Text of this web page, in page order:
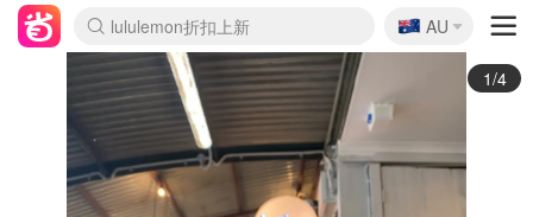
lululemon折扣上新
Sasa美妆护肤3.5折
SSENSE年中2.5折
FreshBeauty好价汇总
Cettire降价+叠9折
WWS Coles超市实拍
viagogo二手票捡漏
Myer超级周末
The Outnet奢牌1折起
David Jones 3折起
Flannels大牌1折
Perfumes Club护肤1折
AMIRO面罩$251
Amazon折扣汇总
eToro入金$200送$50
Amazon数码好物
ICONIC本周7.5折
ThedoubleF高奢地板价
Moose Knuckles 6折
丝芙兰5折起
EUFY摄像头$98
Selenichast首饰2折
Trip机票酒店促销
YSL送5件彩妆礼
Amazon家居好物
Amazon美妆护肤
雅漾大喷$8
过敏原检测盒$33
伊索独家赠50ml沐浴露
科颜氏高保湿面霜$29
SEALIFE海洋馆门票6折
丝塔芙大白罐$16
订阅Newsletter送香薰
Cult Beauty 6.8折
Harrods圣诞日历$525
LN-CC奢牌私促3折
d'Alba空姐喷雾$16
EVE LOM套装£56
Bernardelli独家4折
Adore Beauty 6折起
CT圣诞日历
Mytheresa奢品2.7折
Luxury Escapes 9折
Currentbody美容仪$881
MOON Garden Live
Roborock扫地机$649
Tingo Life水杯$24
Valentino官网5折
CR洗护套装$23
修丽可4件套$159
Myer彩妆2件7折
GANNI官网4.5折
Stylevana韩妆4折
Tessabit高奢8.5折
OGX洗发水$11
Amazon阿德莱德次日达
卡诗8.5折+赠礼
Philips Hue灯具8折
🇦🇺
AU
2/4